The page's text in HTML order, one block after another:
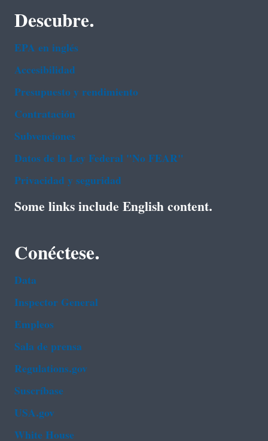
Descubre.
EPA en ingl‌és
Accesibilidad
Presupuesto y rendimiento
Contratación
Subvenciones
Datos de la Ley Federal "No FEAR"
Privacidad y seguridad
Some links include English content.
Conéctese.
Data
Inspector General
Empleos
Sala de prensa
Regulations.gov
Suscríbase
USA.gov
White House